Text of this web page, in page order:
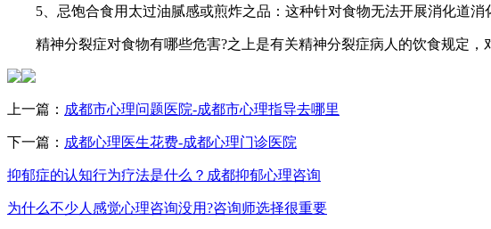
5、忌饱合食用太过油腻感或煎炸之品：这种针对食物无法开展消化道消
精神分裂症对食物有哪些危害?之上是有关精神分裂症病人的饮食规定，
上一篇： 成都市心理问题医院-成都市心理指导去哪里
下一篇： 成都心理医生花费-成都心理门诊医院
抑郁症的认知行为疗法是什么？成都抑郁心理咨询
为什么不少人感觉心理咨询没用?咨询师选择很重要